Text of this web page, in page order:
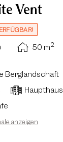
Vent
50 m2
Berglandschaft
Haupthaus
anzeigen